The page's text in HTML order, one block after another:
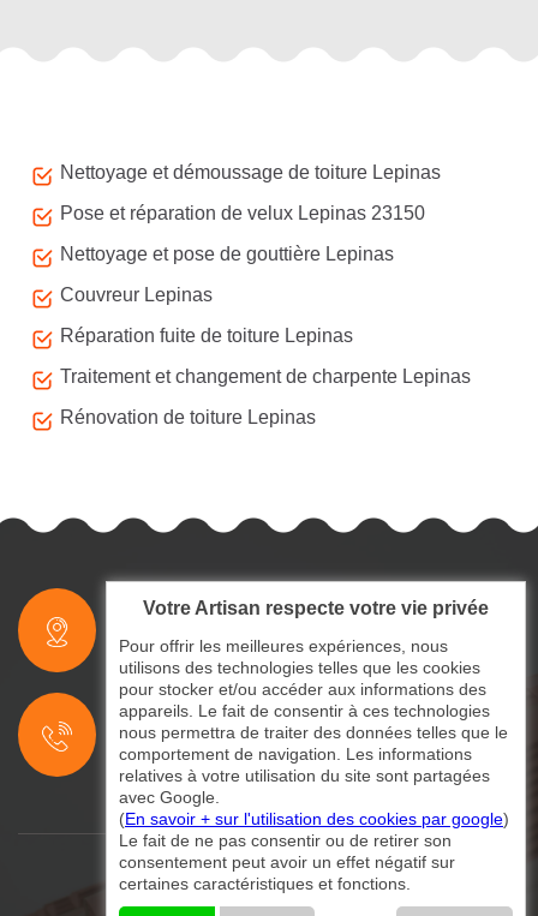
Nettoyage et démoussage de toiture Lepinas
Pose et réparation de velux Lepinas 23150
Nettoyage et pose de gouttière Lepinas
Couvreur Lepinas
Réparation fuite de toiture Lepinas
Traitement et changement de charpente Lepinas
Rénovation de toiture Lepinas
indisponible
indisponible
©2024 - 2026 Tout droit réservé
Votre Artisan respecte votre vie privée
Pour offrir les meilleures expériences, nous
utilisons des technologies telles que les cookies
pour stocker et/ou accéder aux informations des
appareils. Le fait de consentir à ces technologies
nous permettra de traiter des données telles que le
comportement de navigation. Les informations
relatives à votre utilisation du site sont partagées
avec Google.
(En savoir + sur l'utilisation des cookies par google)
Le fait de ne pas consentir ou de retirer son
consentement peut avoir un effet négatif sur
certaines caractéristiques et fonctions.